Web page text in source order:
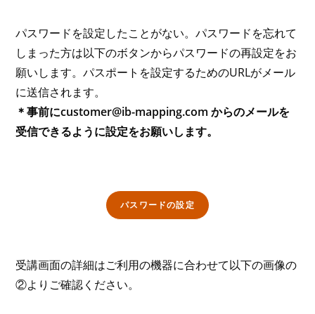
パスワードを設定したことがない。パスワードを忘れて
しまった方は以下のボタンからパスワードの再設定をお
願いします。パスポートを設定するためのURLがメール
に送信されます。
＊事前にcustomer@ib-mapping.com からのメールを
受信できるように設定をお願いします。
パスワードの設定
受講画面の詳細はご利用の機器に合わせて以下の画像の
②よりご確認ください。